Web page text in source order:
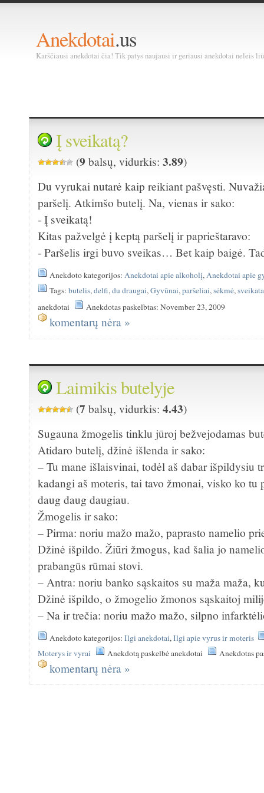
Anekdotai.us
Karščiausi anekdotai čia! Tik patys naujausi ir geriausi anekdotai neleis
Į sveikatą?
(9 balsų, vidurkis:3.89)
Du vyrukai nutarė kaip reikiant pašvęsti.
paršelį. Atkimšo butelį. Na, vienas ir sako:
- Į sveikatą!
Kitas pažvelgė į keptą paršelį ir paprieštaravo:
- Paršelis irgi buvo sveikas… Bet kaip baigė.
Anekdoto kategorijos:Anekdotai apie alkoholį,Anekdotai apie
Tags:butelis,delfi,du draugai,Gyvūnai,paršeliai,sėkmė,sveikata
anekdotai
Anekdotas paskelbtas: November 23, 2009
komentarų nėra »
Laimikis butelyje
(7 balsų, vidurkis:4.43)
Sugauna žmogelis tinklu jūroj bežvejodamas
Atidaro butelį, džinė išlenda ir sako:
– Tu mane išlaisvinai, todėl aš dabar išpildysiu
kadangi aš moteris, tai tavo žmonai, visko ko tu
daug daug daugiau.
Žmogelis ir sako:
– Pirma: noriu mažo mažo, paprasto namelio
Džinė išpildo. Žiūri žmogus, kad šalia jo
prabangūs rūmai stovi.
– Antra: noriu banko sąskaitos su maža maža,
Džinė išpildo, o žmogelio žmonos sąskaitoj
– Na ir trečia: noriu mažo mažo, silpno
Anekdoto kategorijos:Ilgi anekdotai,Ilgi apie vyrus ir moteris
Moterys ir vyrai
Anekdotą paskelbė anekdotai Anekdotas
komentarų nėra »